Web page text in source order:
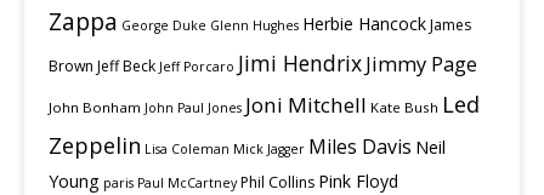
Zappa George Duke Glenn Hughes Herbie HancockJames
Brown Jeff Beck Jeff Porcaro Jimi HendrixJimmy Page
John Bonham John Paul Jones Joni Mitchell Kate Bush Led
Zeppelin Lisa Coleman Mick Jagger Miles Davis Neil
Young paris Paul McCartney Phil Collins Pink Floyd